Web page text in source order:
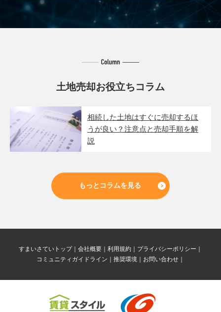
土地売却お役立ちコラム
相続した土地はすぐに売却するほ
うが良い？注意点と売却手順を解
説
もっとコラムを見る
すまいさていトップ 会社概要 利用規約
プライバシーポリシー
コミュニティガイドライン
推奨環境 お問い合わせ